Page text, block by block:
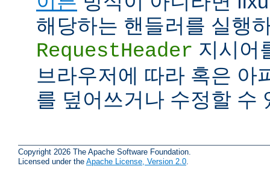
해당하는 핸들러를 실행
RequestHeader 지시어
브라우저에 따라 혹은 아
를 덮어쓰거나 수정할 수
Copyright 2026 The Apache Software Foundation.
Licensed under the Apache License, Version 2.0